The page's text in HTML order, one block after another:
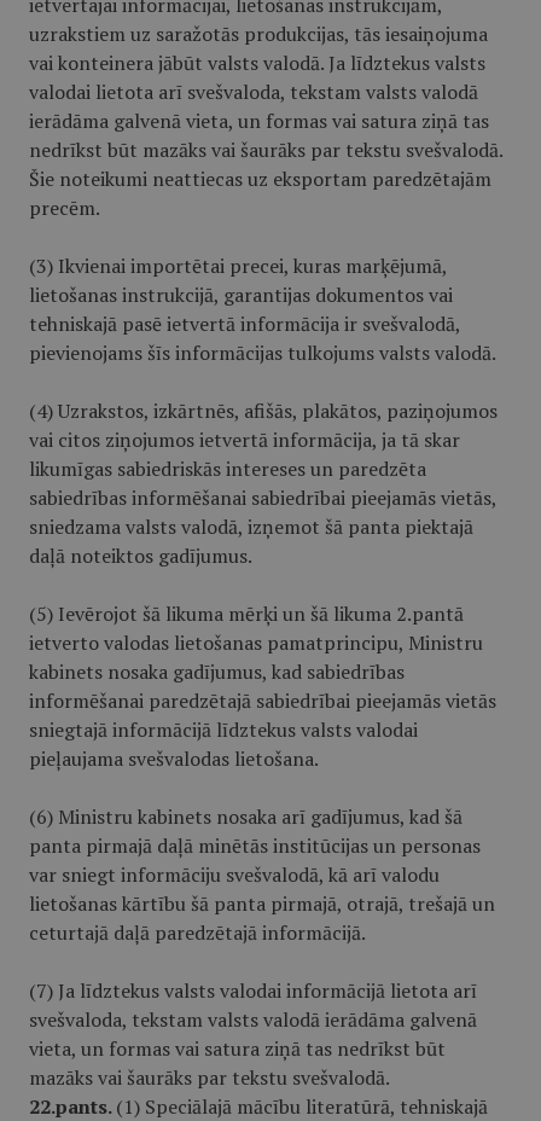
uzrakstiem uz saražotās produkcijas, tās iesaiņojuma
vai konteinera jābūt valsts valodā. Ja līdztekus valsts
valodai lietota arī svešvaloda, tekstam valsts valodā
ierādāma galvenā vieta, un formas vai satura ziņā tas
nedrīkst būt mazāks vai šaurāks par tekstu svešvalodā.
Šie noteikumi neattiecas uz eksportam paredzētajām
precēm.
(3) Ikvienai importētai precei, kuras marķējumā,
lietošanas instrukcijā, garantijas dokumentos vai
tehniskajā pasē ietvertā informācija ir svešvalodā,
pievienojams šīs informācijas tulkojums valsts valodā.
(4) Uzrakstos, izkārtnēs, afišās, plakātos, paziņojumos
vai citos ziņojumos ietvertā informācija, ja tā skar
likumīgas sabiedriskās intereses un paredzēta
sabiedrības informēšanai sabiedrībai pieejamās vietās,
sniedzama valsts valodā, izņemot šā panta piektajā
daļā noteiktos gadījumus.
(5) Ievērojot šā likuma mērķi un šā likuma 2.pantā
ietverto valodas lietošanas pamatprincipu, Ministru
kabinets nosaka gadījumus, kad sabiedrības
informēšanai paredzētajā sabiedrībai pieejamās vietās
sniegtajā informācijā līdztekus valsts valodai
pieļaujama svešvalodas lietošana.
(6) Ministru kabinets nosaka arī gadījumus, kad šā
panta pirmajā daļā minētās institūcijas un personas
var sniegt informāciju svešvalodā, kā arī valodu
lietošanas kārtību šā panta pirmajā, otrajā, trešajā un
ceturtajā daļā paredzētajā informācijā.
(7) Ja līdztekus valsts valodai informācijā lietota arī
svešvaloda, tekstam valsts valodā ierādāma galvenā
vieta, un formas vai satura ziņā tas nedrīkst būt
mazāks vai šaurāks par tekstu svešvalodā.
22.pants.(1) Speciālajā mācību literatūrā, tehniskajā